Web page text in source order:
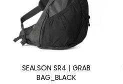
SEALSON SR4 | GRAB
BAG_BLACK